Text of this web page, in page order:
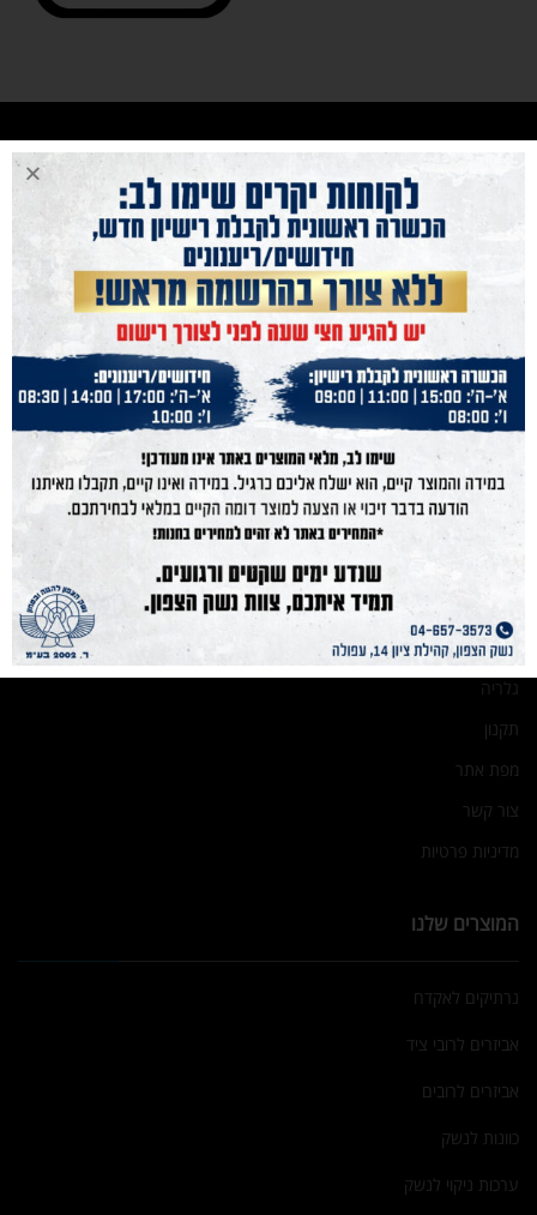
נייוט מהיר
נשק הצפון
נשקים
תחמושת
הכשרות
אודות
גלריה
תקנון
מפת אתר
צור קשר
מדיניות פרטיות
המוצרים שלנו
נרתיקים לאקדח
אביזרים לרובי ציד
אביזרים לרובים
כוונות לנשק
ערכות ניקוי לנשק